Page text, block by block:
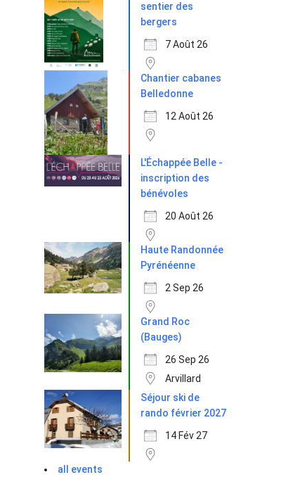
sentier des
bergers
7 Août 26
Chantier cabanes
Belledonne
12 Août 26
L'Échappée Belle -
inscription des
bénévoles
20 Août 26
Haute Randonnée
Pyrénéenne
2 Sep 26
Grand Roc
(Bauges)
26 Sep 26
Arvillard
Séjour ski de
rando février 2027
14 Fév 27
all events